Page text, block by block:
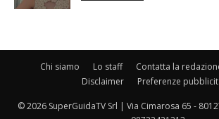
Chi siamo Lo staff Contatta la
Disclaimer
Preferenze
© 2026 SuperGuidaTV Srl | Via Cimarosa 65 -